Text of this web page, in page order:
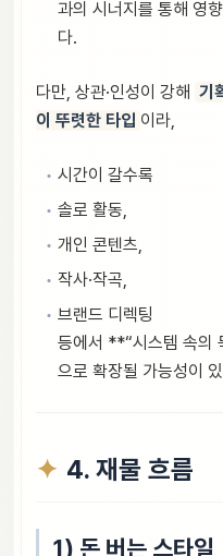
과의 시너지를 통해 영
다.
다만, 상관·인성이 강해 기
이 뚜렷한 타입 이라,
시간이 갈수록
솔로 활동,
개인 콘텐츠,
작사·작곡,
브랜드 디렉팅
등에서 **“시스템 속의
으로 확장될 가능성이
4. 재물 흐름
1) 돈 버는 스타일